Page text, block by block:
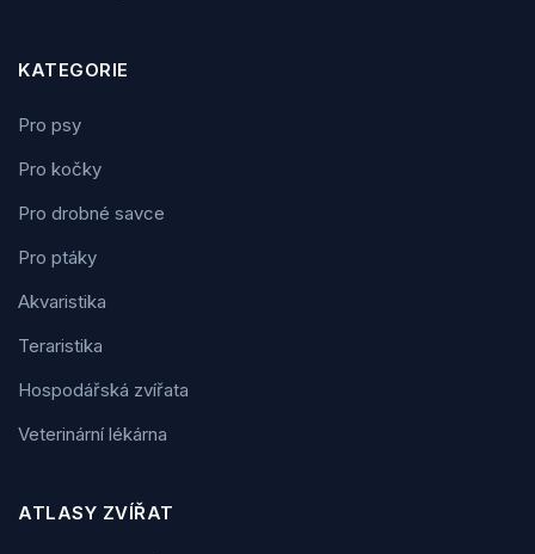
KATEGORIE
Pro psy
Pro kočky
Pro drobné savce
Pro ptáky
Akvaristika
Teraristika
Hospodářská zvířata
Veterinární lékárna
ATLASY ZVÍŘAT